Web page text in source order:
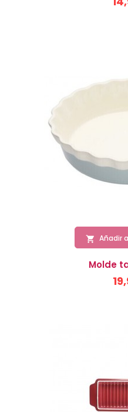
 Añadir
Molde